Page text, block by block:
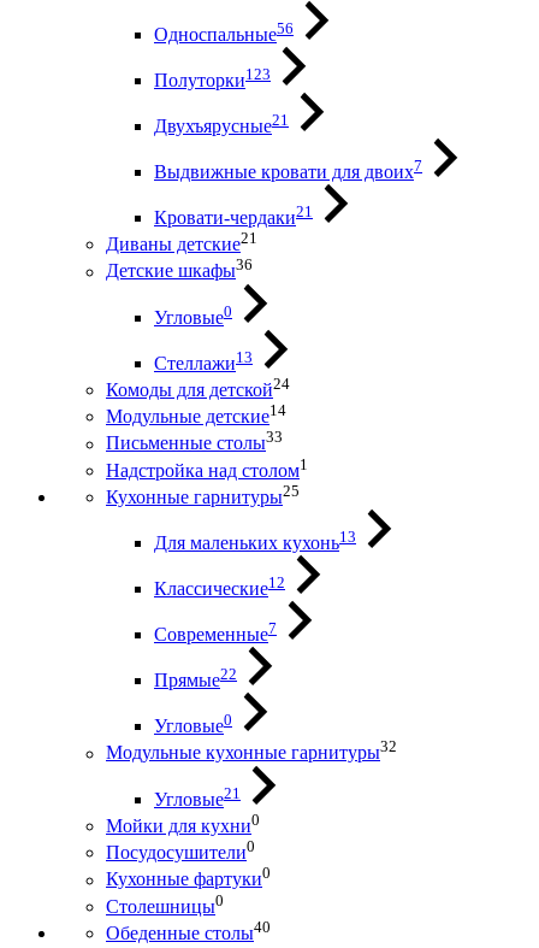
Односпальные56
Полуторки123
Двухъярусные21
Выдвижные кровати для двоих7
Кровати-чердаки21
Диваны детские21
Детские шкафы36
Угловые0
Стеллажи13
Комоды для детской24
Модульные детские14
Письменные столы33
Надстройка над столом1
Кухонные гарнитуры25
Для маленьких кухонь13
Классические12
Современные7
Прямые22
Угловые0
Модульные кухонные гарнитуры32
Угловые21
Мойки для кухни0
Посудосушители0
Кухонные фартуки0
Столешницы0
Обеденные столы40